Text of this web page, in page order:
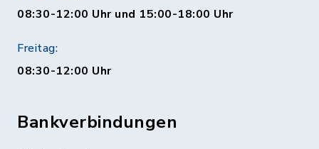
08:30-12:00 Uhr und 15:00-18:00 Uhr
Freitag:
08:30-12:00 Uhr
Bankverbindungen